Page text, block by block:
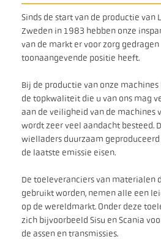
Sinds de start van de productie van
Zweden in 1983 hebben onze
van de markt er voor zorg
toonaangevende positie heeft.
Bij de productie van onze
de topkwaliteit die u van ons mag
aan de veiligheid van de machines
wordt zeer veel aandacht besteed.
wielladers duurzaam
de laatste emissie eisen.
De toeleveranciers van materialen
gebruikt worden, nemen alle een
op de wereldmarkt. Onder deze
zich bijvoorbeeld Sisu en Scania
de assen en transmissies.